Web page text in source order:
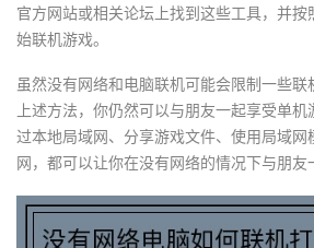
官方网站或相关论坛上找到这些工具，并
始联机游戏。
虽然没有网络和电脑联机可能会限制一些
上述方法，你仍然可以与朋友一起享受单机
过本地局域网、分享游戏文件、使用局域网
网，都可以让你在没有网络的情况下与朋友